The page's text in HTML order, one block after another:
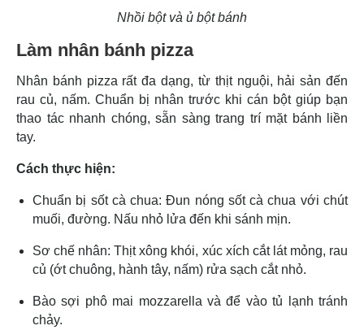
Nhồi bột và ủ bột bánh
Làm nhân bánh pizza
Nhân bánh pizza rất đa dạng, từ thịt nguội, hải sản đến
rau củ, nấm. Chuẩn bị nhân trước khi cán bột giúp bạn
thao tác nhanh chóng, sẵn sàng trang trí mặt bánh liền
tay.
Cách thực hiện:
Chuẩn bị sốt cà chua: Đun nóng sốt cà chua với chút
muối, đường. Nấu nhỏ lửa đến khi sánh mịn.
Sơ chế nhân: Thịt xông khói, xúc xích cắt lát mỏng, rau
củ (ớt chuông, hành tây, nấm) rửa sạch cắt nhỏ.
Bào sợi phô mai mozzarella và để vào tủ lạnh tránh
chảy.